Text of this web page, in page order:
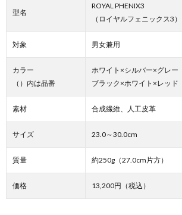
型名
ROYAL PHENIX3
（ロイヤルフェニックス3）
対象 男女兼用
カラー
（）内は品番
ホワイト×シルバー×グレー
ブラック×ホワイト×レッド
素材 合成繊維、人工皮革
サイズ 23.0～30.0cm
質量 約250g（27.0cm片方）
価格 13,200円（税込）